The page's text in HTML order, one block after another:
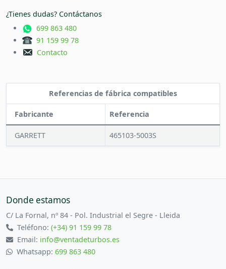
¿Tienes dudas? Contáctanos
699 863 480
91 159 99 78
Contacto
Referencias de fábrica compatibles
Fabricante Referencia
GARRETT 465103-5003S
Donde estamos
C/ La Fornal, nº 84 - Pol. Industrial el Segre - Lleida
Teléfono:(+34) 91 159 99 78
Email: info@ventadeturbos.es
Whatsapp: 699 863 480